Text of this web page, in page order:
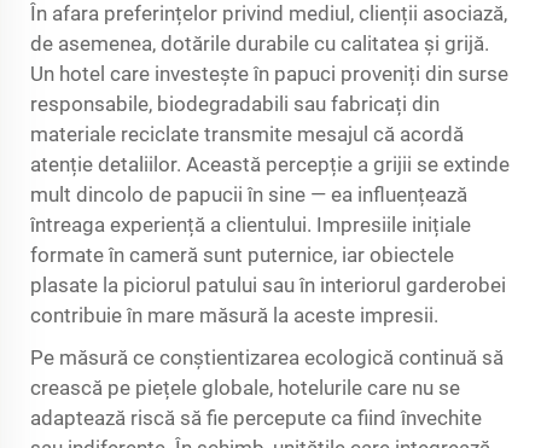
În afara preferințelor privind mediul, clienții asociază,
de asemenea, dotările durabile cu calitatea și grijă.
Un hotel care investește în papuci proveniți din surse
responsabile, biodegradabili sau fabricați din
materiale reciclate transmite mesajul că acordă
atenție detaliilor. Această percepție a grijii se extinde
mult dincolo de papucii în sine — ea influențează
întreaga experiență a clientului. Impresiile inițiale
formate în cameră sunt puternice, iar obiectele
plasate la piciorul patului sau în interiorul garderobei
contribuie în mare măsură la aceste impresii.
Pe măsură ce conștientizarea ecologică continuă să
crească pe piețele globale, hotelurile care nu se
adaptează riscă să fie percepute ca fiind învechite